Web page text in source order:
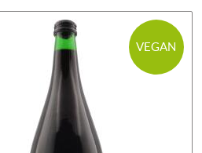
VEGAN